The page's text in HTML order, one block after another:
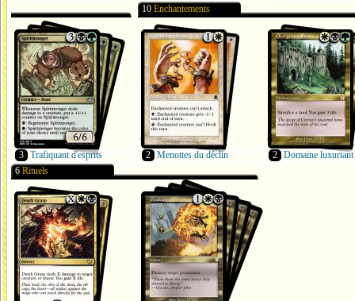
3 Trafiquant d'esprits
10 Enchantements
2 Menottes du déclin 2 Domaine luxuriant
6 Rituels